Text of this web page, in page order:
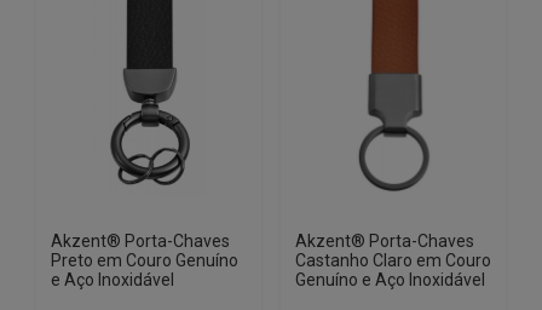
Akzent® Porta-Chaves
Preto em Couro Genuíno
e Aço Inoxidável
Akzent® Porta-Chaves
Castanho Claro em Couro
Genuíno e Aço Inoxidável